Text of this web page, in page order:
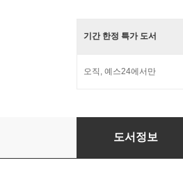
기간 한정 특가 도서
오직, 예스24에서만
HOW TO READ 비
도서정보